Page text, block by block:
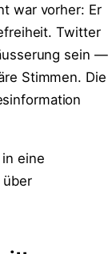
war vorher: Er
Twitter
sein —
Stimmen. Die
eine